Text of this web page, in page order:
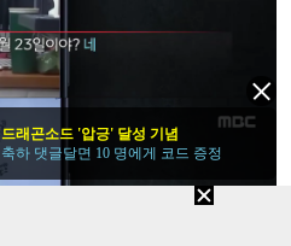
드래곤소드 '압긍' 달성 기념
축하 댓글달면 10 명에게 코드 증정